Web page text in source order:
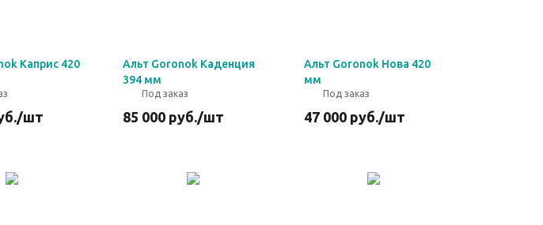
Каприс 420
/шт
Альт Goronok Каденция
394 мм
Под заказ
85 000 руб./шт
Альт Goronok Нова 420
мм
Под заказ
47 000руб./шт